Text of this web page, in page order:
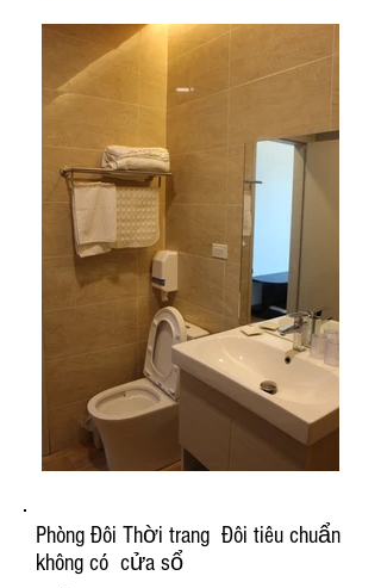
Phòng Đôi Thời trang Đôi tiêu chuẩn
không có cửa sổ